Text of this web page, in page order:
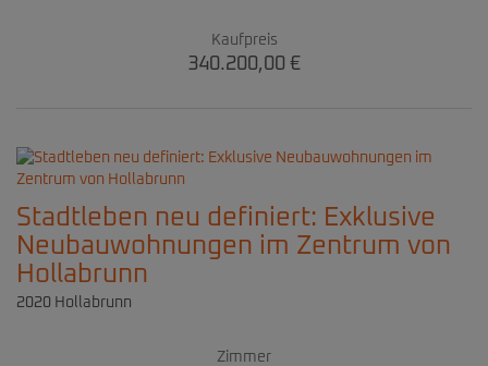
Kaufpreis
340.200,00 €
Stadtleben neu definiert: Exklusive
Neubauwohnungen im Zentrum von
Hollabrunn
2020 Hollabrunn
Zimmer